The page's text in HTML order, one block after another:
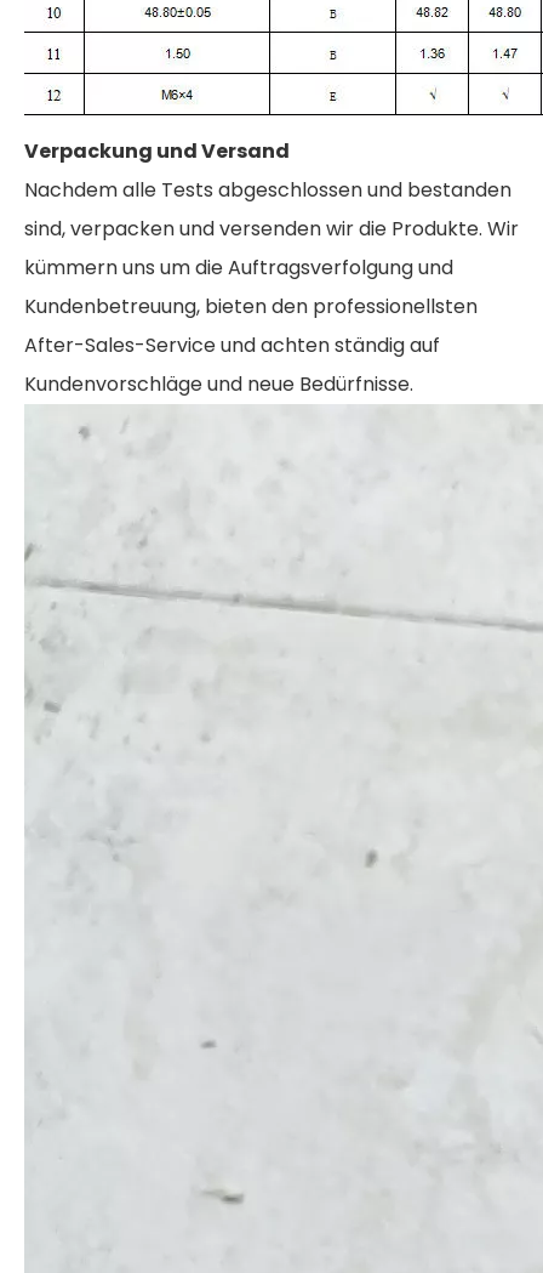
Verpackung und Versand
Nachdem alle Tests abgeschlossen und bestanden
sind, verpacken und versenden wir die Produkte. Wir
kümmern uns um die Auftragsverfolgung und
Kundenbetreuung, bieten den professionellsten
After-Sales-Service und achten ständig auf
Kundenvorschläge und neue Bedürfnisse.